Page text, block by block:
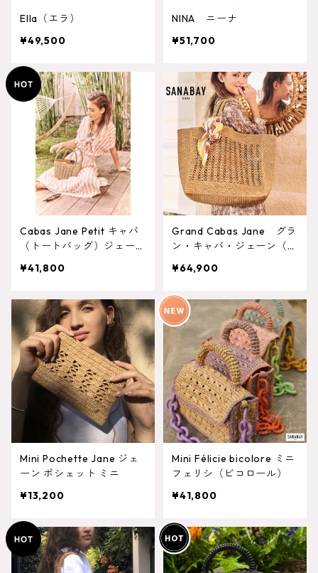
Ella（エラ）
¥49,500
NINA ニーナ
¥51,700
Cabas Jane Petit キャバ
（トートバッグ）ジェー
¥41,800
Grand Cabas Jane グラ
ン・キャバ・ジェーン（ト
¥64,900
Mini Pochette Jane ジェ
ーン ポシェット ミニ
¥13,200
Mini Félicie bicolore ミニ
フェリシ（ビコロール）
¥41,800